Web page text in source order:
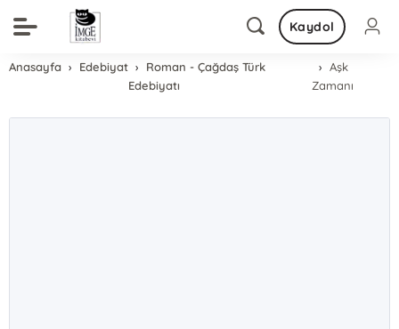
Kaydol
Anasayfa Edebiyat
Roman - Çağdaş Türk
Edebiyatı
Aşk
Zamanı